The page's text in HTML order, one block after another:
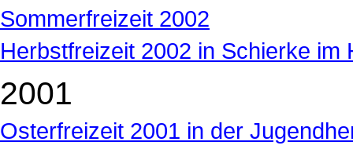
Sommerfreizeit 2002
Herbstfreizeit 2002 in Schierke im
2001
Osterfreizeit 2001 in der